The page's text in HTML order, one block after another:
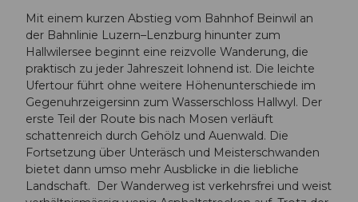
Mit einem kurzen Abstieg vom Bahnhof Beinwil an
der Bahnlinie Luzern–Lenzburg hinunter zum
Hallwilersee beginnt eine reizvolle Wanderung, die
praktisch zu jeder Jahreszeit lohnend ist. Die leichte
Ufertour führt ohne weitere Höhenunterschiede im
Gegenuhrzeigersinn zum Wasserschloss Hallwyl. Der
erste Teil der Route bis nach Mosen verläuft
schattenreich durch Gehölz und Auenwald. Die
Fortsetzung über Unteräsch und Meisterschwanden
bietet dann umso mehr Ausblicke in die liebliche
Landschaft. Der Wanderweg ist verkehrsfrei und weist